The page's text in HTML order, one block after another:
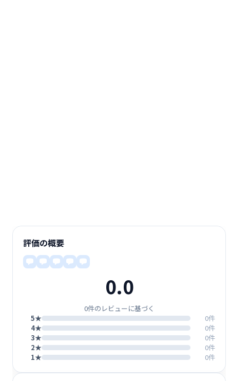
評価の概要
0.0
0件のレビューに基づく
5★
0件
4★
0件
3★
0件
2★
0件
1★
0件